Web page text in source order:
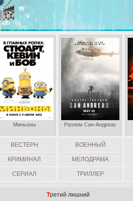
Третий лишний
ВЕСТЕРН ВОЕННЫЙ
КРИМИНАЛ МЕЛОДРАМА
СЕРИАЛ ТРИЛЛЕР
Миньоны Разлом Сан-Андреас